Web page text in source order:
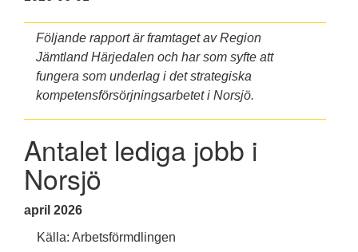
Följande rapport är framtaget av Region
Jämtland Härjedalen och har som syfte att
fungera som underlag i det strategiska
kompetensförsörjningsarbetet i Norsjö.
Antalet lediga jobb i
Norsjö
april 2026
Källa: Arbetsförmdlingen